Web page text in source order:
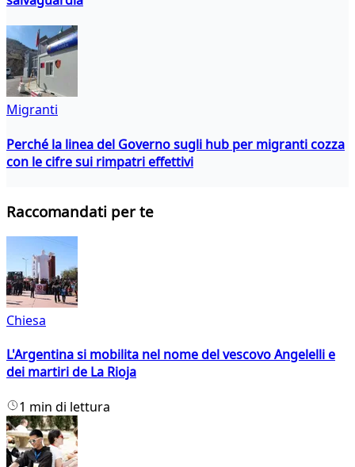
Migranti
Perché la linea del Governo sugli hub per migranti cozza
con le cifre sui rimpatri effettivi
Raccomandati per te
Chiesa
L'Argentina si mobilita nel nome del vescovo Angelelli e
dei martiri de La Rioja
1 min di lettura